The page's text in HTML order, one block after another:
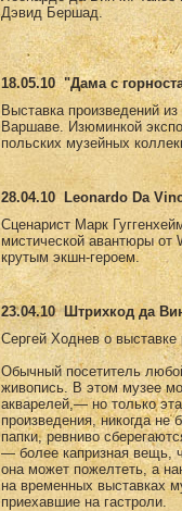
Дэвид Бершад.
18.05.10 "Дама с
Выставка произведений
Варшаве. Изюминкой
польских музейных
28.04.10
Leonardo Da
Сценарист Марк
мистической авантюры от
крутым экшн-героем.
23.04.10 Штрихкод да
Сергей Ходнев о выставке
Обычный посетитель
живопись. В этом музее
акварелей,— но только
произведения, никогда не
папки, ревниво
— более капризная вещь,
она может пожелтеть, а
на временных выставках
приехавшие на гастроли.